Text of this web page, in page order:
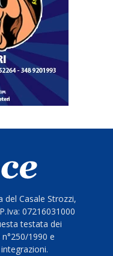
del Casale Strozzi,
07216031000
testata dei
1990 e